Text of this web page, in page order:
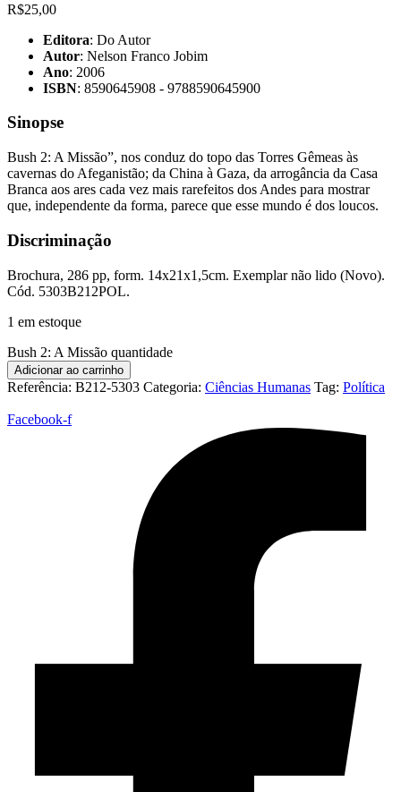
R$25,00
Editora: Do Autor
Autor: Nelson Franco Jobim
Ano: 2006
ISBN: 8590645908 - 9788590645900
Sinopse
Bush 2: A Missão”, nos conduz do topo das Torres Gêmeas às
cavernas do Afeganistão; da China à Gaza, da arrogância da Casa
Branca aos ares cada vez mais rarefeitos dos Andes para mostrar
que, independente da forma, parece que esse mundo é dos loucos.
Discriminação
Brochura, 286 pp, form. 14x21x1,5cm. Exemplar não lido (Novo).
Cód. 5303B212POL.
1 em estoque
Bush 2: A Missão quantidade
Adicionar ao carrinho
Referência: B212-5303 Categoria: Ciências Humanas Tag: Política
Facebook-f